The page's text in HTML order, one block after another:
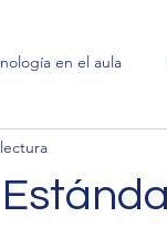
en el aula